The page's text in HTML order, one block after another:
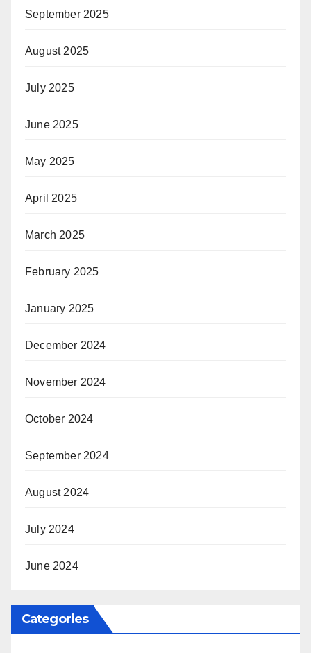
September 2025
August 2025
July 2025
June 2025
May 2025
April 2025
March 2025
February 2025
January 2025
December 2024
November 2024
October 2024
September 2024
August 2024
July 2024
June 2024
Categories